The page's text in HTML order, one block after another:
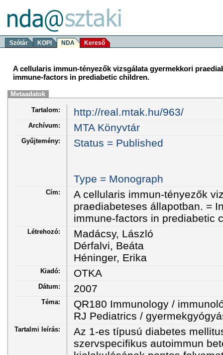
Szótár KOPI NDA Kereső
A cellularis immun-tényezők vizsgálata gyermekkori
immune-factors in prediabetic children.
Metaadatok
Tartalom: http://real.mtak.hu/963/
Archívum: MTA Könyvtár
Gyűjtemény: Status = Published
Type = Monograph
Cím:
A cellularis immun-tényezők
praediabeteses állapotban. =
immune-factors in prediabetic
Létrehozó:
Madácsy, László
Dérfalvi, Beáta
Héninger, Erika
Kiadó: OTKA
Dátum: 2007
Téma:
QR180 Immunology /
RJ Pediatrics /
Tartalmi leírás:
Az 1-es típusú diabetes
szervspecifikus autoimmun